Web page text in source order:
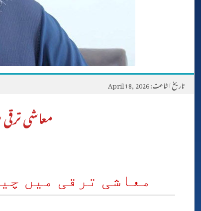
تاریخ اشاعت: April 18, 2026
معاشی
معاشی ترقی میں